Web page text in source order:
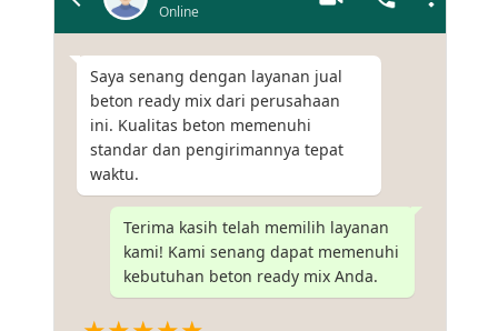
Online
Saya senang dengan layanan jual
beton ready mix dari perusahaan
ini. Kualitas beton memenuhi
standar dan pengirimannya tepat
waktu.
Terima kasih telah memilih layanan
kami! Kami senang dapat memenuhi
kebutuhan beton ready mix Anda.